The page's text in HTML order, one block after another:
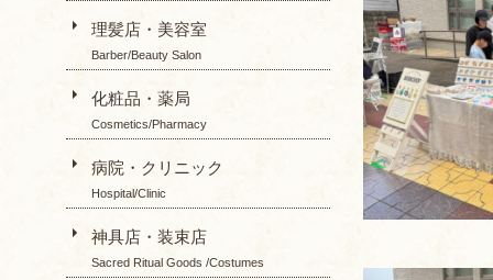
理髪店・美容室
Barber/Beauty Salon
化粧品・薬局
Cosmetics/Pharmacy
病院・クリニック
Hospital/Clinic
神具店・装束店
Sacred Ritual Goods /Costumes